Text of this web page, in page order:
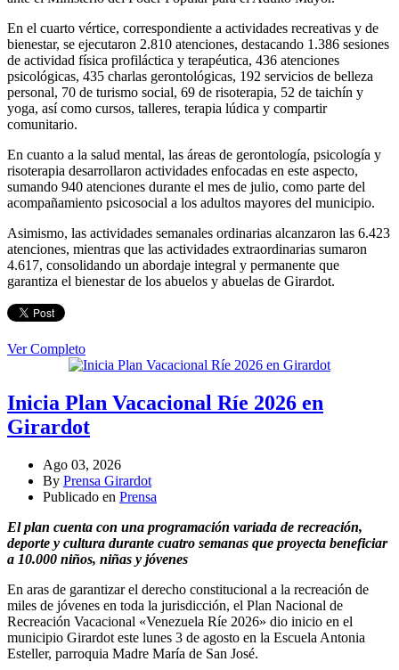
En el cuarto vértice, correspondiente a actividades recreativas y de
bienestar, se ejecutaron 2.810 atenciones, destacando 1.386 sesiones
de actividad física profiláctica y terapéutica, 436 atenciones
psicológicas, 435 charlas gerontológicas, 192 servicios de belleza
personal, 70 de turismo social, 69 de risoterapia, 52 de taichín y
yoga, así como cursos, talleres, terapia lúdica y compartir
comunitario.
En cuanto a la salud mental, las áreas de gerontología, psicología y
risoterapia desarrollaron actividades enfocadas en este aspecto,
sumando 940 atenciones durante el mes de julio, como parte del
acompañamiento psicosocial a los adultos mayores del municipio.
Asimismo, las actividades semanales ordinarias alcanzaron las 6.423
atenciones, mientras que las actividades extraordinarias sumaron
4.617, consolidando un abordaje integral y permanente que
garantiza el bienestar de los abuelos y abuelas de Girardot.
Ver Completo
Inicia Plan Vacacional Ríe 2026 en
Girardot
Ago 03, 2026
By Prensa Girardot
Publicado en Prensa
El plan cuenta con una programación variada de recreación,
deporte y cultura durante cuatro semanas que proyecta beneficiar
a 10.000 niños, niñas y jóvenes
En aras de garantizar el derecho constitucional a la recreación de
miles de jóvenes en toda la jurisdicción, el Plan Nacional de
Recreación Vacacional «Venezuela Ríe 2026» dio inicio en el
municipio Girardot este lunes 3 de agosto en la Escuela Antonia
Esteller, parroquia Madre María de San José.